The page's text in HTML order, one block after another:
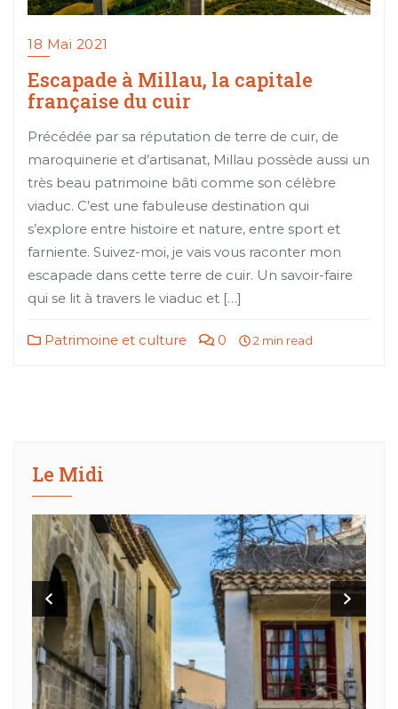
18 Mai 2021
Escapade à Millau, la capitale
française du cuir
Précédée par sa réputation de terre de cuir, de
maroquinerie et d’artisanat, Millau possède aussi un
très beau patrimoine bâti comme son célèbre
viaduc. C’est une fabuleuse destination qui
s’explore entre histoire et nature, entre sport et
farniente. Suivez-moi, je vais vous raconter mon
escapade dans cette terre de cuir. Un savoir-faire
qui se lit à travers le viaduc et […]
Patrimoine et culture 0 2 min read
Le Midi